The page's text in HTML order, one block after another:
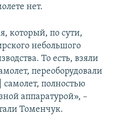
нет.
который, по сути,
небольшого
То есть, взяли
переоборудовали
полностью
аппаратурой», –
Томенчук.